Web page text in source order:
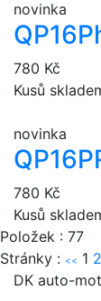
novinka
QP16
780 Kč
Kusů
novinka
780 Kč
Kusů
Položek : 77
Stránky : << 1 2
DK auto-